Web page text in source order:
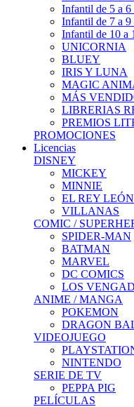
Infantil de 5 a 6
Infantil de 7 a 9
Infantil de 10 a
UNICORNIA
BLUEY
IRIS Y LUNA
MAGIC
MÁS
LIBRERIAS
PREMIOS
PROMOCIONES
Licencias
DISNEY
MICKEY
MINNIE
EL REY LEÓN
VILLANAS
COMIC /
SPIDER-MAN
BATMAN
MARVEL
DC COMICS
LOS
ANIME / MANGA
POKEMON
DRAGON
VIDEOJUEGO
NINTENDO
SERIE DE TV
PEPPA PIG
PELÍCULAS